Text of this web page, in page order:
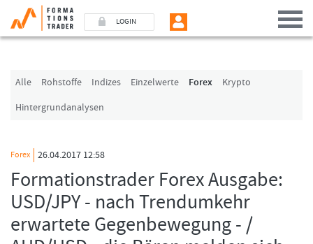
LOGIN
Alle Rohstoffe Indizes Einzelwerte Forex
Krypto
Hintergrundanalysen
Forex 26.04.2017 12:58
Formationstrader Forex Ausgabe:
USD/JPY - nach Trendumkehr
erwartete Gegenbewegung - /
Benutzer (E-Mail-Adresse in Kleinschrift)
Angemeldet bleiben
LOGIN
Passwort vergessen